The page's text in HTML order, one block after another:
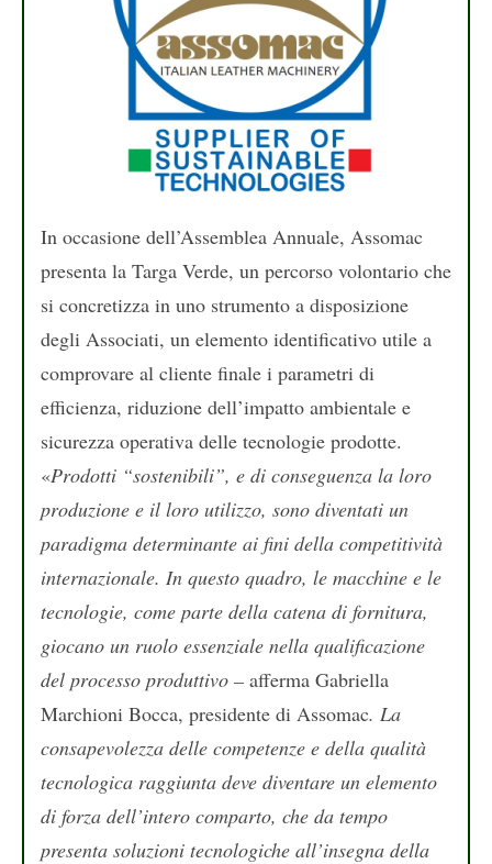
In occasione dell’Assemblea Annuale, Assomac
presenta la Targa Verde, un percorso volontario che
si concretizza in uno strumento a disposizione
degli Associati, un elemento identificativo utile a
comprovare al cliente finale i parametri di
efficienza, riduzione dell’impatto ambientale e
sicurezza operativa delle tecnologie prodotte.
«Prodotti “sostenibili”, e di conseguenza la loro
produzione e il loro utilizzo, sono diventati un
paradigma determinante ai fini della competitività
internazionale. In questo quadro, le macchine e le
tecnologie, come parte della catena di fornitura,
giocano un ruolo essenziale nella qualificazione
del processo produttivo – afferma Gabriella
Marchioni Bocca, presidente di Assomac. La
consapevolezza delle competenze e della qualità
tecnologica raggiunta deve diventare un elemento
di forza dell’intero comparto, che da tempo
presenta soluzioni tecnologiche all’insegna della